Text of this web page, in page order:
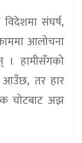
संघर्ष,
आलोचना
हामीसँगको
आउँछ, तर हार
चोटबाट अझ